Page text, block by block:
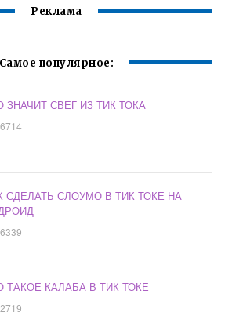
Реклама
Самое популярное:
ЗНАЧИТ СВЕГ ИЗ ТИК ТОКА
6714
СДЕЛАТЬ СЛОУМО В ТИК ТОКЕ НА
6339
ТАКОЕ КАЛАБА В ТИК ТОКЕ
2719